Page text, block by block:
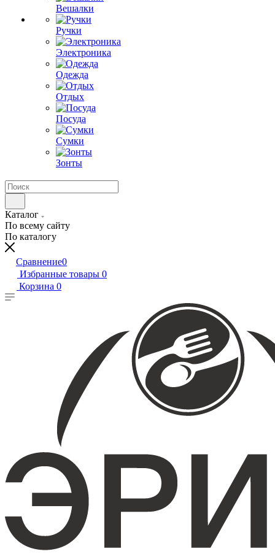
Вешалки
Ручки
Электроника
Одежда
Отдых
Посуда
Сумки
Зонты
Каталог
По всему сайту
По каталогу
Сравнение0
Избранные товары 0
Корзина 0